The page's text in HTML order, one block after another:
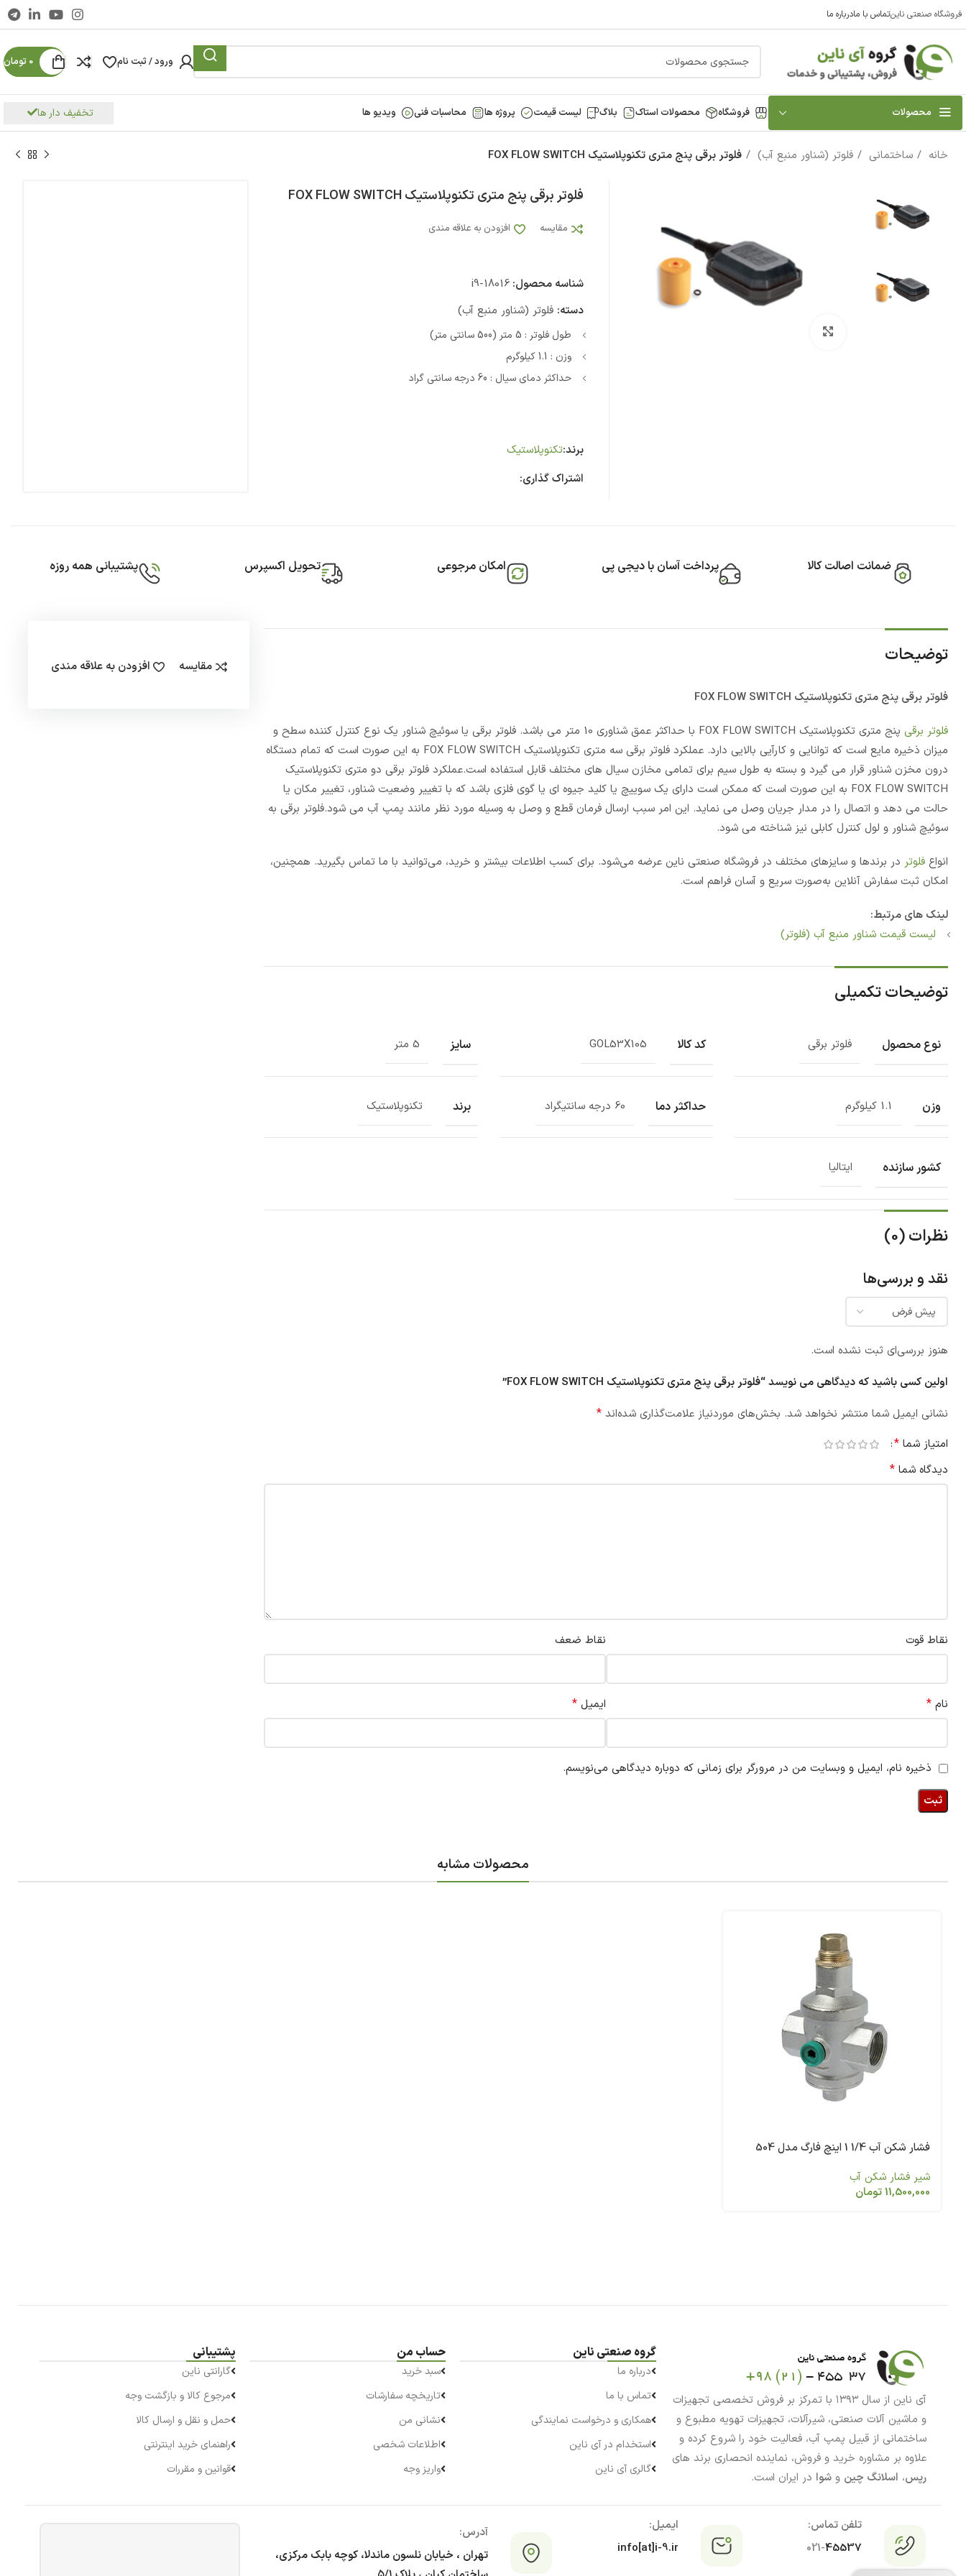
فروشگاه صنعتی ناینتماس با مادرباره ما
ورود / ثبت نام 0 تومان
محصولات فروشگاه محصولات استاک بلاگ لیست قیمت پروژه ها محاسبات فنی ویدیو ها تخفیف دار ها
خانه ساختمانی فلوتر (شناور منبع آب) فلوتر برقی پنج متری تکنوپلاستیک FOX FLOW SWITCH
فلوتر برقی پنج متری تکنوپلاستیک FOX FLOW SWITCH
مقایسه افزودن به علاقه مندی
شناسه محصول:i9-18016
دسته: فلوتر (شناور منبع آب)
طول فلوتر : 5 متر (500 سانتی متر)
وزن : 1.1 کیلوگرم
حداکثر دمای سیال : 60 درجه سانتی گراد
برند:تکنوپلاستیک
اشتراک گذاری:
ضمانت اصالت کالا پرداخت آسان با دیجی پی امکان مرجوعی تحویل اکسپرس پشتیبانی همه روزه
توضیحات
فلوتر برقی پنج متری تکنوپلاستیک FOX FLOW SWITCH
فلوتر برقی
پنج متری تکنوپلاستیک FOX FLOW SWITCH با حداکثر عمق شناوری 10 متر می باشد. فلوتر برقی یا سوئیچ شناور یک نوع کنترل کننده سطح و
میزان ذخیره مایع است که توانایی و کارآیی بالایی دارد. عملکرد فلوتر برقی سه متری تکنوپلاستیک FOX FLOW SWITCH به این صورت است که تمام دستگاه
درون مخزن شناور قرار می گیرد و بسته به طول سیم برای تمامی مخازن سیال های مختلف قابل استفاده است.عملکرد فلوتر برقی دو متری تکنوپلاستیک
FOX FLOW SWITCH به این صورت است که ممکن است دارای یک سوییچ یا کلید جیوه ای یا گوی فلزی باشد که با تغییر وضعیت شناور، تغییر مکان یا
حالت می دهد و اتصال را در مدار جریان وصل می نماید. این امر سبب ارسال فرمان قطع و وصل به وسیله مورد نظر مانند پمپ آب می شود.فلوتر برقی به
سوئیچ شناور و لول کنترل کابلی نیز شناخته می شود.
انواع فلوتر در برندها و سایزهای مختلف در فروشگاه صنعتی ناین عرضه می‌شود. برای کسب اطلاعات بیشتر و خرید، می‌توانید با ما تماس بگیرید. همچنین،
امکان ثبت سفارش آنلاین به‌صورت سریع و آسان فراهم است.
لینک های مرتبط:
لیست قیمت شناور منبع آب (فلوتر)
توضیحات تکمیلی
نوع محصول فلوتر برقی کد کالا GOL53X105 سایز 5 متر
وزن 1.1 کیلوگرم حداکثر دما 60 درجه سانتیگراد برند تکنوپلاستیک
کشور سازنده ایتالیا
نظرات (0)
نقد و بررسی‌ها
هنوز بررسی‌ای ثبت نشده است.
اولین کسی باشید که دیدگاهی می نویسد “فلوتر برقی پنج متری تکنوپلاستیک FOX FLOW SWITCH”
نشانی ایمیل شما منتشر نخواهد شد. بخش‌های موردنیاز علامت‌گذاری شده‌اند *
امتیاز شما *
دیدگاه شما *
نقاط قوت نقاط ضعف
نام * ایمیل *
ذخیره نام، ایمیل و وبسایت من در مرورگر برای زمانی که دوباره دیدگاهی می‌نویسم.
مقایسه افزودن به علاقه مندی
محصولات مشابه
فشار شکن آب 1/4 1 اینچ فارگ مدل 504
شیر فشار شکن آب
11,500,000تومان
آی ناین از سال ۱۳۹۳ با تمرکز بر فروش تخصصی تجهیزات
و ماشین آلات صنعتی، شیرآلات، تجهیزات تهویه مطبوع و
ساختمانی از قبیل پمپ آب، فعالیت خود را شروع کرده و
علاوه بر مشاوره خرید و فروش، نماینده انحصاری برند های
رپس، اسلانگ چین و شوا در ایران است.
گروه صنعتی ناین
درباره ما
تماس با ما
همکاری و درخواست نمایندگی
استخدام در آی ناین
گالری آی ناین
حساب من
سبد خرید
تاریخچه سفارشات
نشانی من
اطلاعات شخصی
واریز وجه
پشتیبانی
گارانتی ناین
مرجوع کالا و بازگشت وجه
حمل و نقل و ارسال کالا
راهنمای خرید اینترنتی
قوانین و مقررات
تلفن تماس:
021-45537
ایمیل:
info[at]i-9.ir
آدرس:
تهران ، خیابان نلسون ماندلا، کوچه بابک مرکزی،